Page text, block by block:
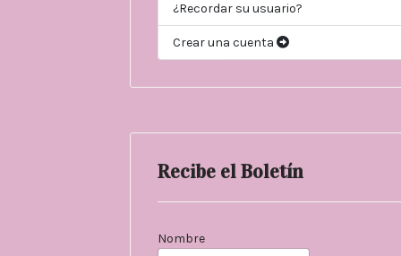
¿Recordar su usuario?
Crear una cuenta
Recibe el Boletín
Nombre